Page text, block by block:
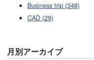
Business trip (348)
CAD (29)
月別アーカイブ